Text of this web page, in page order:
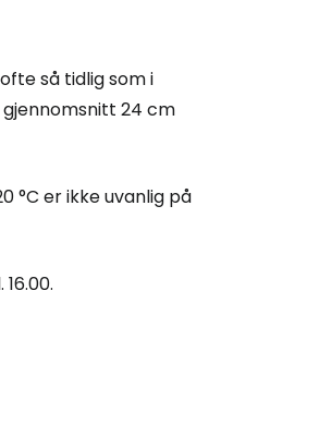
så tidlig som i
24 cm
°C er ikke uvanlig på